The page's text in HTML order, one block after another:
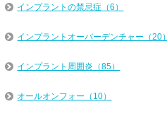
インプラントの禁忌症（6）
インプラントオーバーデンチャー（20）
インプラント周囲炎（85）
オールオンフォー（10）